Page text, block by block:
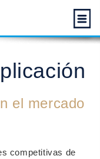
el mercado
competitivas de